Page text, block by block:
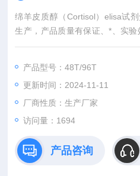
绵羊皮质醇（Cortisol）elisa试
生产，产品质量有保证、*、实验
费代测服务（山东省内可上门取
产品型号：48T/96T
更新时间：2024-11-11
厂商性质：生产厂家
访问量：1694
产品咨询